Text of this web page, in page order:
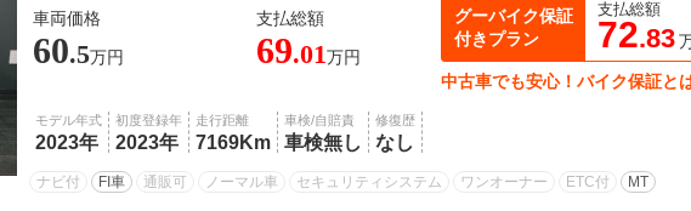
車両価格 支払総額
60.5万円 69.01万円
モデル年式
2023年
初度登録年
2023年
走行距離
7169Km
車検/自賠責
車検無し
修復歴
なし
ナビ付 FI車 通販可 ノーマル車 セキュリティシステム ワンオーナー ETC付 MT
グーバイク保証
付きプラン
支払総額
72.83
中古車でも安心！バイク保証と